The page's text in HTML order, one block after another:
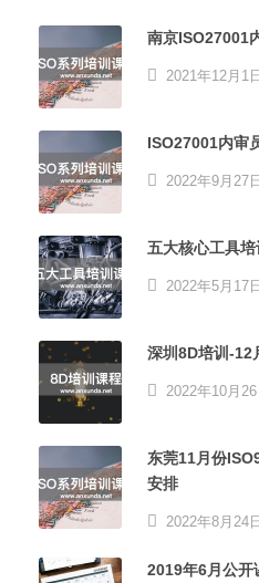
南京ISO27001
2021年12月1日
ISO27001内审
2022年9月27日
五大核心工具
2022年5月17日
深圳8D培训-12
2022年10月26
东莞11月份
安排
2022年8月24日
2019年6月公开